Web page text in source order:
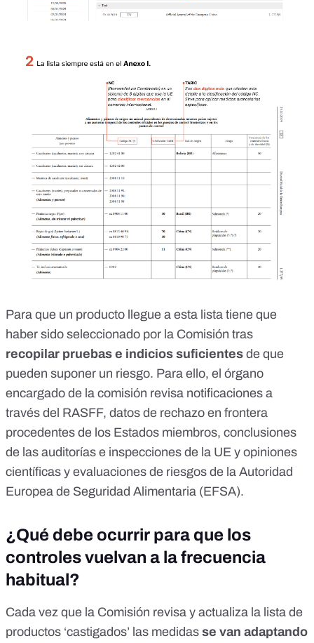
Para que un producto llegue a esta lista tiene que
haber sido seleccionado por la Comisión tras
recopilar pruebas e indicios suficientes de que
pueden suponer un riesgo. Para ello, el órgano
encargado de la comisión revisa notificaciones a
través del RASFF, datos de rechazo en frontera
procedentes de los Estados miembros, conclusiones
de las auditorías e inspecciones de la UE y opiniones
científicas y evaluaciones de riesgos de la Autoridad
Europea de Seguridad Alimentaria (EFSA).
¿Qué debe ocurrir para que los
controles vuelvan a la frecuencia
habitual?
Cada vez que la Comisión revisa y actualiza la lista de
productos ‘castigados’ las medidas se van adaptando